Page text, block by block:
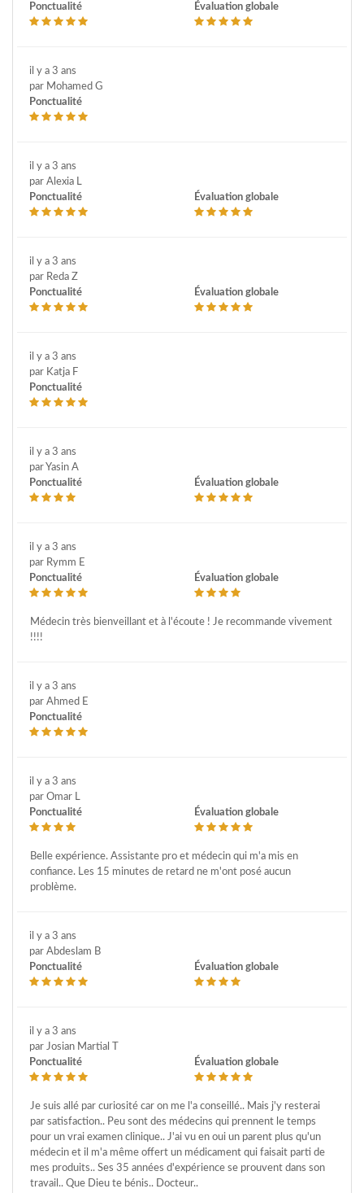
Ponctualité
Évaluation globale
il y a 3 ans
par Mohamed G
Ponctualité
il y a 3 ans
par Alexia L
Ponctualité
Évaluation globale
il y a 3 ans
par Reda Z
Ponctualité
Évaluation globale
il y a 3 ans
par Katja F
Ponctualité
il y a 3 ans
par Yasin A
Ponctualité
Évaluation globale
il y a 3 ans
par Rymm E
Ponctualité
Évaluation globale
Médecin très bienveillant et à l'écoute ! Je recommande vivement
!!!!
il y a 3 ans
par Ahmed E
Ponctualité
il y a 3 ans
par Omar L
Ponctualité
Évaluation globale
Belle expérience. Assistante pro et médecin qui m'a mis en
confiance. Les 15 minutes de retard ne m'ont posé aucun
problème.
il y a 3 ans
par Abdeslam B
Ponctualité
Évaluation globale
il y a 3 ans
par Josian Martial T
Ponctualité
Évaluation globale
Je suis allé par curiosité car on me l'a conseillé.. Mais j'y resterai
par satisfaction.. Peu sont des médecins qui prennent le temps
pour un vrai examen clinique.. J'ai vu en oui un parent plus qu'un
médecin et il m'a même offert un médicament qui faisait parti de
mes produits.. Ses 35 années d'expérience se prouvent dans son
travail.. Que Dieu te bénis.. Docteur..